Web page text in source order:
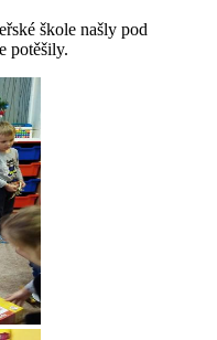
škole našly pod
potěšily.